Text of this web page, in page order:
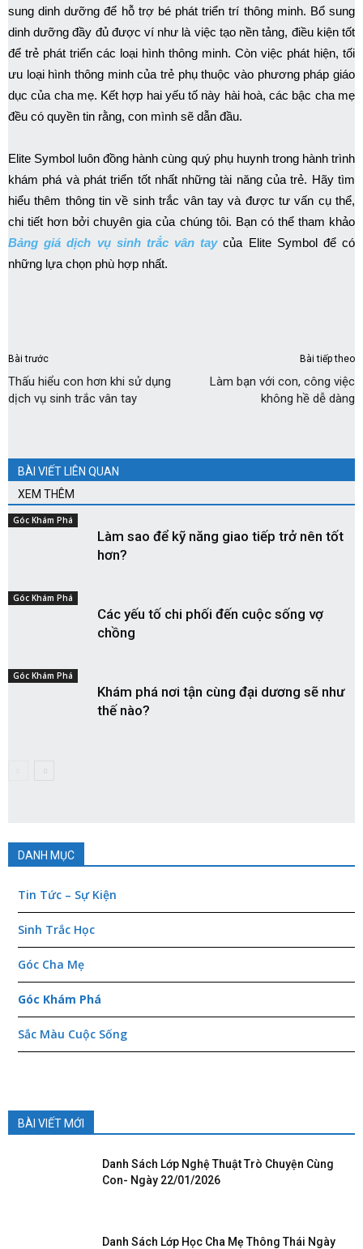
sung dinh dưỡng để hỗ trợ bé phát triển trí thông minh. Bổ sung
dinh dưỡng đầy đủ được ví như là việc tạo nền tảng, điều kiện tốt
để trẻ phát triển các loại hình thông minh. Còn việc phát hiện, tối
ưu loại hình thông minh của trẻ phụ thuộc vào phương pháp giáo
dục của cha mẹ. Kết hợp hai yếu tố này hài hoà, các bậc cha mẹ
đều có quyền tin rằng, con mình sẽ dẫn đầu.
Elite Symbol luôn đồng hành cùng quý phụ huynh trong hành trình
khám phá và phát triển tốt nhất những tài năng của trẻ. Hãy tìm
hiểu thêm thông tin về sinh trắc vân tay và được tư vấn cụ thể,
chi tiết hơn bởi chuyên gia của chúng tôi. Bạn có thể tham khảo
Bảng giá dịch vụ sinh trắc vân taycủa Elite Symbol để có
những lựa chọn phù hợp nhất.
Bài trước
Thấu hiểu con hơn khi sử dụng
dịch vụ sinh trắc vân tay
Bài tiếp theo
Làm bạn với con, công việc
không hề dễ dàng
BÀI VIẾT LIÊN QUAN
XEM THÊM
Góc Khám Phá
Làm sao để kỹ năng giao tiếp trở nên tốt
hơn?
Góc Khám Phá
Các yếu tố chi phối đến cuộc sống vợ
chồng
Góc Khám Phá
Khám phá nơi tận cùng đại dương sẽ như
thế nào?
DANH MỤC
Tin Tức – Sự Kiện
Sinh Trắc Học
Góc Cha Mẹ
Góc Khám Phá
Sắc Màu Cuộc Sống
BÀI VIẾT MỚI
Danh Sách Lớp Nghệ Thuật Trò Chuyện Cùng
Con- Ngày 22/01/2026
Danh Sách Lớp Học Cha Mẹ Thông Thái Ngày